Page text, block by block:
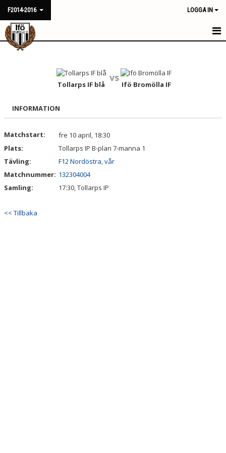
F2014-2016 LOGGA IN
HEM
MATCHER
TRUPPEN
BILDGALLERI
Tollarps IF blå
vs
Ifö Bromölla IF
INFORMATION
Matchstart:
fre 10 april, 18:30
Plats:
Tollarps IP B-plan 7-manna 1
Tävling:
F12 Nordöstra, vår
Matchnummer: 132304004
Samling:
17:30, Tollarps IP
<< Tillbaka